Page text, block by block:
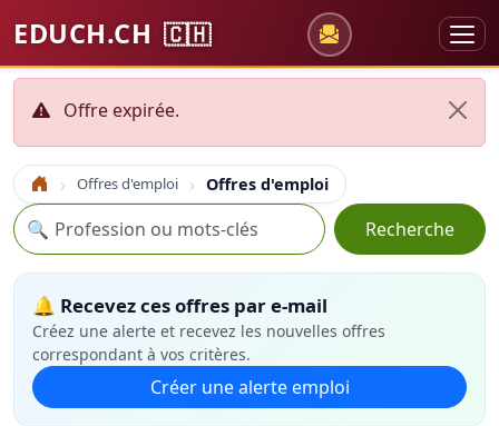
EDUCH.CH 🇨🇭
Offre expirée.
Accueil Offres d'emploi Offres d'emploi
Recherche
🔍 Recherche
🔔 Recevez ces offres par e-mail
Créez une alerte et recevez les nouvelles offres
correspondant à vos critères.
Créer une alerte emploi